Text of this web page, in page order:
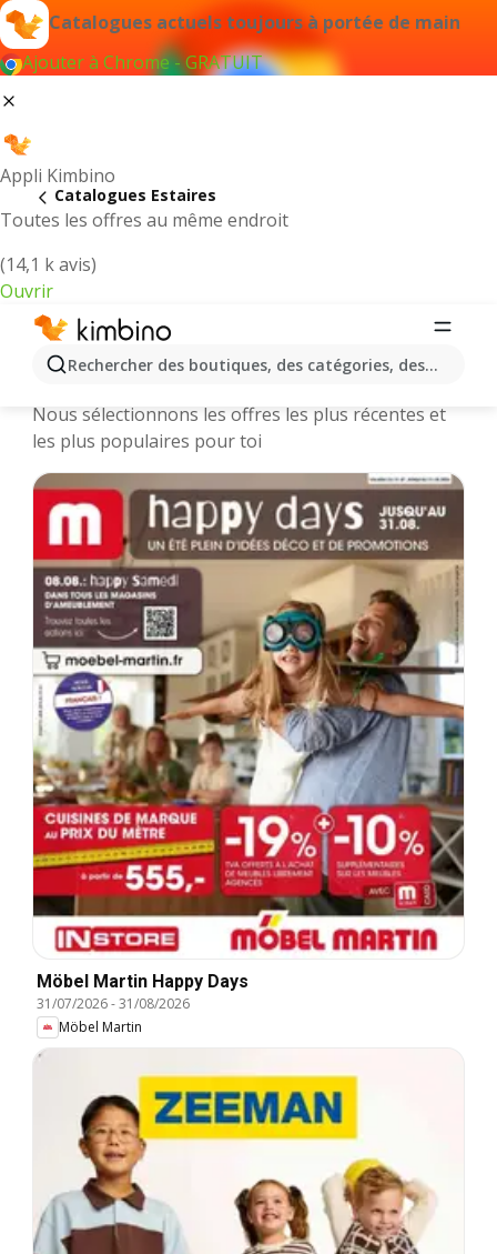
Catalogues actuels toujours à portée de main
Ajouter à Chrome - GRATUIT
Appli Kimbino
Toutes les offres au même endroit
(14,1 k avis)
Ouvrir
Rechercher des boutiques, des catégories, des
Catalogues Estaires
Estaires || Catalogues et promotions
Nous sélectionnons les offres les plus récentes et
les plus populaires pour toi
Möbel Martin Happy Days
31/07/2026-31/08/2026
Möbel Martin